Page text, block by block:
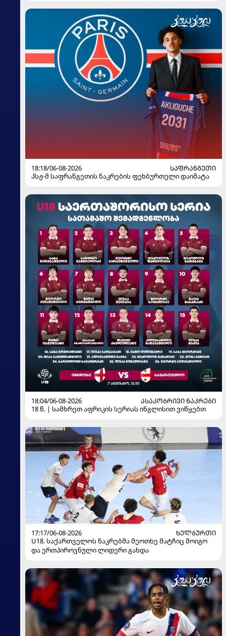
18:18/06-08-2026
ᲡᲐᲤᲠᲐᲜᲒᲔᲗᲘ
პსჟ-მ საფრანგეთის ნაკრების ფეხბურთელი დაიმატა
18:04/06-08-2026
ᲐᲡᲐᲙᲝᲑᲠᲘᲕᲘ ᲜᲐᲙᲠᲔᲑᲘ
18 წ. | სამხრეთ აფრიკის სერიას ინგლისით ვიწყებთ
17:17/06-08-2026
ᲮᲔᲚᲑᲣᲠᲗᲘ
U18. საქართველოს ნაკრებმა მეოთხე მატჩიც მოიგო
და ერთპიროვნული ლიდერი გახდა